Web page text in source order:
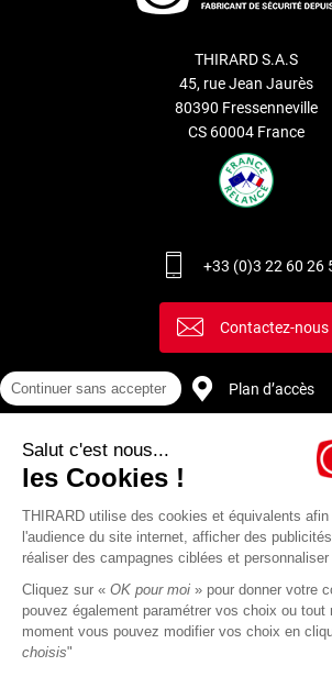
THIRARD S.A.S
45, rue Jean Jaurès
80390 Fressenneville
CS 60004 France
+33 (0)3 22 60 26
Contactez-nous
Plan d’accès
Continuer sans accepter
Salut c'est nous...
les Cookies !
THIRARD utilise des cookies et équivalents afin
l'audience du site internet, afficher des
réaliser des campagnes ciblées et personnaliser
Cliquez sur « OK pour moi » pour donner votre
pouvez également paramétrer vos choix ou tout
moment vous pouvez modifier vos choix en
choisis"